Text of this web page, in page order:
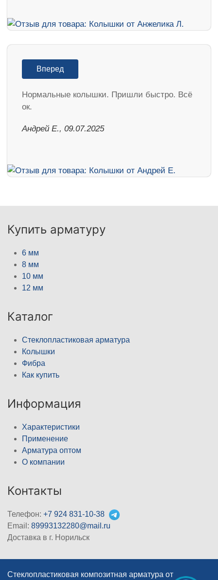
Вперед
Нормальные колышки. Пришли быстро. Всё
ок.
Андрей Е., 09.07.2025
Купить арматуру
6 мм
8 мм
10 мм
12 мм
Каталог
Стеклопластиковая арматура
Колышки
Фибра
Как купить
Информация
Характеристики
Применение
Арматура оптом
О компании
Контакты
Телефон: +7 924 831-10-38
Email: 89993132280@mail.ru
Доставка в г. Норильск
Стеклопластиковая композитная арматура от